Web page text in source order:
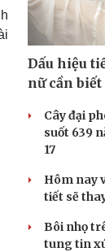
nhân
đồng
Dấu hiệu
nữ cần biết
Cây đại
suốt 639
17
Hôm nay
tiết sẽ
Bôi nhọ
tung tin